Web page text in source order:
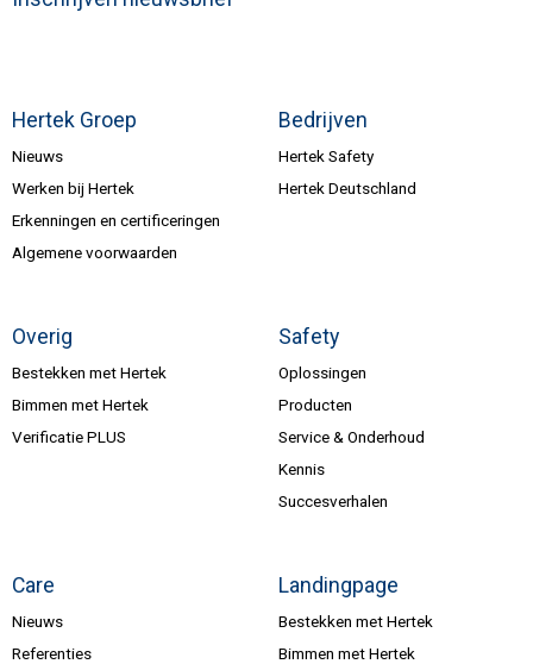
Hertek Groep
Nieuws
Werken bij Hertek
Erkenningen en certificeringen
Algemene voorwaarden
Bedrijven
Hertek Safety
Hertek Deutschland
Overig
Bestekken met Hertek
Bimmen met Hertek
Verificatie PLUS
Safety
Oplossingen
Producten
Service & Onderhoud
Kennis
Succesverhalen
Care
Nieuws
Referenties
Landingpage
Bestekken met Hertek
Bimmen met Hertek